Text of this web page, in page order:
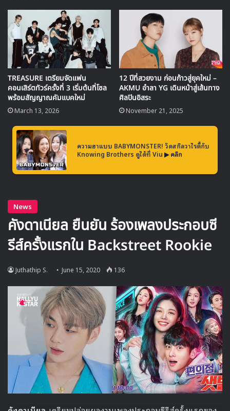
เลิกรา
ซึ่งก่อนหน้านี้ รุ่นพี่ในสังกัดเดียวกันอย่าง แทยัง BIGBANG,
โรเซ่ BLACKPINK, จุนฮเว iKON, ซึงยูน WINNER รวมถึง
ซูฮยอนเอง ก็ออกมาคัฟเวอร์เพลงนี้กันแบบสั้นๆ ให้เราได้ฟังใน
หลายๆ เวอร์ชั่นกันก่อนหน้านี้
TREASURE เตรียมจัดแฟน
คอนเสิร์ตทัวร์ครั้งที่ 3 เริ่มต้นที่โซล
พร้อมสัญญาณคัมแบคใหม่
March 13, 2026
12 ปีที่สวยงาม ก่อนก้าวสู่ยุคใหม่ –
AKMU อำลา YG เดินหน้าสู่เส้นทาง
ศิลปินอิสระ
November 21, 2025
ความฮาแบบ BABYMONSTER! วัดสกิลวาไรตี้กับ
Knowing Brothers ดูได้ที่ Viu ▶ คลิก